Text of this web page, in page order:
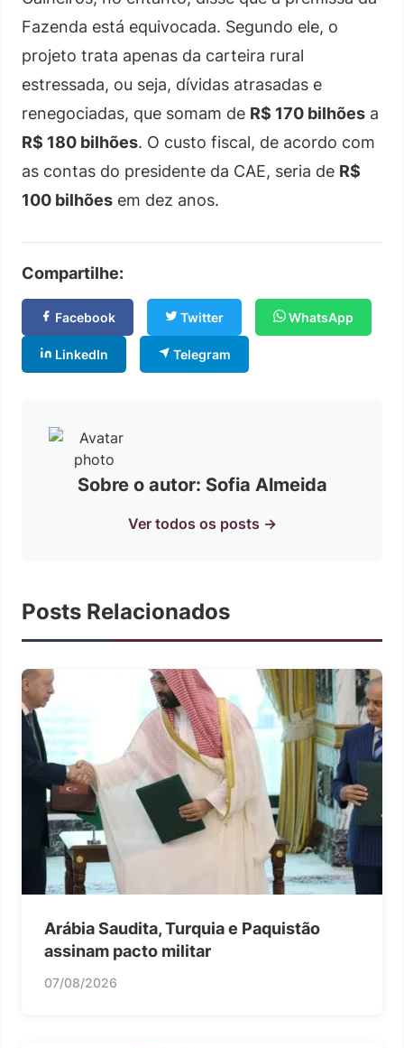
Fazenda está equivocada. Segundo ele, o
projeto trata apenas da carteira rural
estressada, ou seja, dívidas atrasadas e
renegociadas, que somam de R$ 170 bilhões a
R$ 180 bilhões. O custo fiscal, de acordo com
as contas do presidente da CAE, seria de R$
100 bilhões em dez anos.
Compartilhe:
Facebook Twitter WhatsApp
LinkedIn Telegram
Sobre o autor: Sofia Almeida
Ver todos os posts →
Posts Relacionados
Arábia Saudita, Turquia e Paquistão
assinam pacto militar
07/08/2026